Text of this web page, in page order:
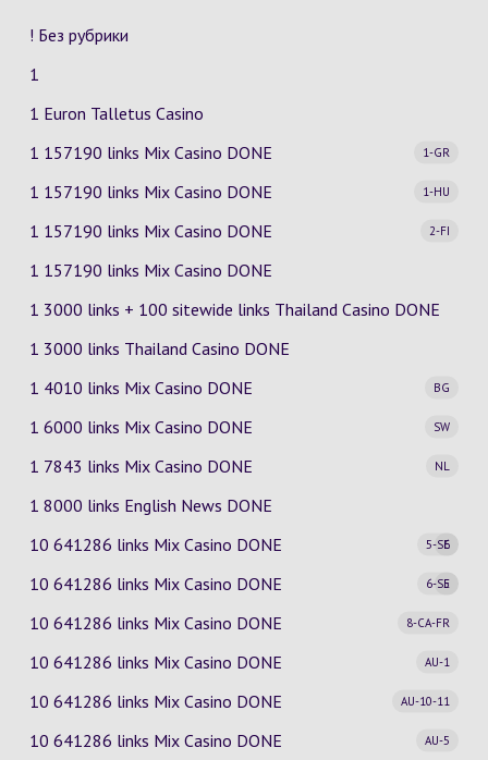
! Без рубрики
1
1 Euron Talletus Casino
1 157190 links Mix Casino
1-GR
DONE
1 157190 links Mix Casino
1-HU
DONE
1 157190 links Mix Casino
2-FI
DONE
1 157190 links Mix Casino DONE
1 3000 links + 100 sitewide links Thailand Casino DONE
1 3000 links Thailand Casino DONE
1 4010 links Mix Casino
BG
DONE
1 6000 links Mix Casino
SW
DONE
1 7843 links Mix Casino
NL
DONE
1 8000 links English News DONE
10 641286 links Mix Casino
5-SE
6
DONE
10 641286 links Mix Casino
6-SE
5
DONE
10 641286 links Mix Casino
8-CA-FR
DONE
10 641286 links Mix Casino
AU-1
DONE
10 641286 links Mix Casino
AU-10-11
DONE
10 641286 links Mix Casino
AU-5
DONE